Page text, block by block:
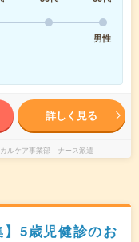
男性
詳しく見る
ルケア事業部 ナース派遣
5歳児健診のお